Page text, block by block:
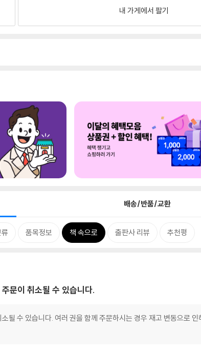
내 가게에서 팔기
배송/반품/교환
품목정보 책 속으로 출판사 리뷰 추천평
문이 취소될 수 있습니다.
될 수 있습니다. 여러 권을 함께 주문하시는 경우 재고 변동으로